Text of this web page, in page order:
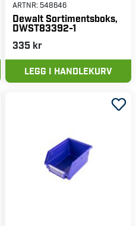
ARTNR: 548646
Dewalt Sortimentsboks,
DWST83392-1
335 kr
LEGG I HANDLEKURV